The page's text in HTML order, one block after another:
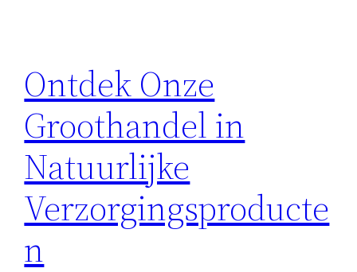
Ontdek Onze
Groothandel in
Natuurlijke
Verzorgingsproducte
n